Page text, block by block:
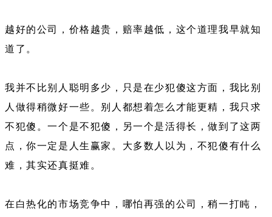
越好的公司，价格越贵，赔率越低，这个道理我早就知
道了。
我并不比别人聪明多少，只是在少犯傻这方面，我比别
人做得稍微好一些。别人都想着怎么才能更精，我只求
不犯傻。一个是不犯傻，另一个是活得长，做到了这两
点，你一定是人生赢家。大多数人以为，不犯傻有什么
难，其实还真挺难。
在白热化的市场竞争中，哪怕再强的公司，稍一打盹，